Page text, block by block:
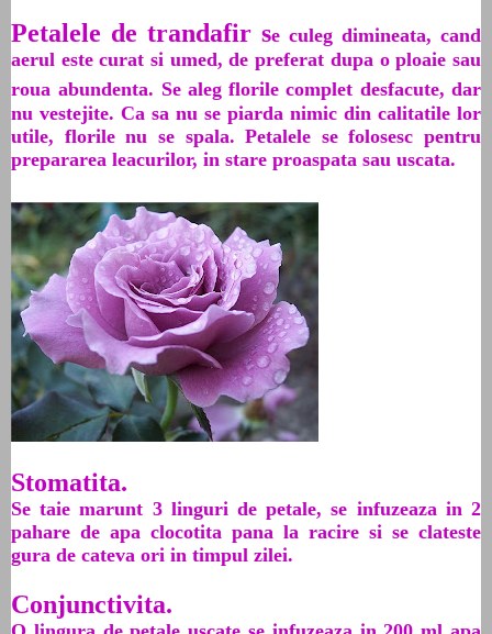
Petalele de trandafir se culeg dimineata, cand
aerul este curat si umed, de preferat dupa o ploaie sau
roua abundenta. Se aleg florile complet desfacute, dar
nu vestejite. Ca sa nu se piarda nimic din calitatile lor
utile, florile nu se spala. Petalele se folosesc pentru
prepararea leacurilor, in stare proaspata sau uscata.
Stomatita.
Se taie marunt 3 linguri de petale, se infuzeaza in 2
pahare de apa clocotita pana la racire si se clateste
gura de cateva ori in timpul zilei.
Conjunctivita.